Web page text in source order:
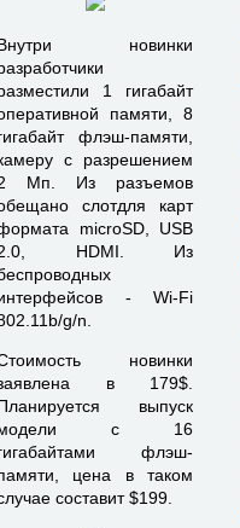
новинки
1 гигабайт
памяти, 8
флэш-памяти,
с разрешением
Мп. Из разъемов
слотдля карт
microSD, USB
HDMI. Из
- Wi-Fi
g/n.
новинки
в 179$.
выпуск
с 16
флэш-
цена в таком
составит $199.